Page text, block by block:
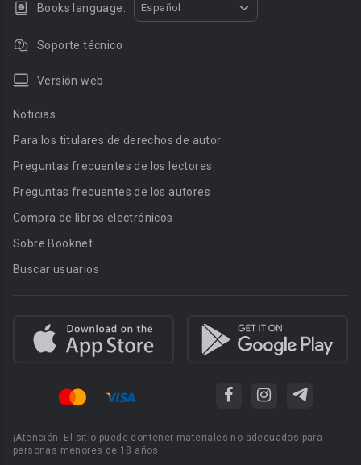
Books language: Español
Soporte técnico
Versión web
Noticias
Para los titulares de derechos de autor
Preguntas frecuentes de los lectores
Preguntas frecuentes de los autores
Compra de libros electrónicos
Sobre Booknet
Buscar usuarios
¡Atención! El sitio puede contener materiales no adecuados para
personas menores de 18 años.